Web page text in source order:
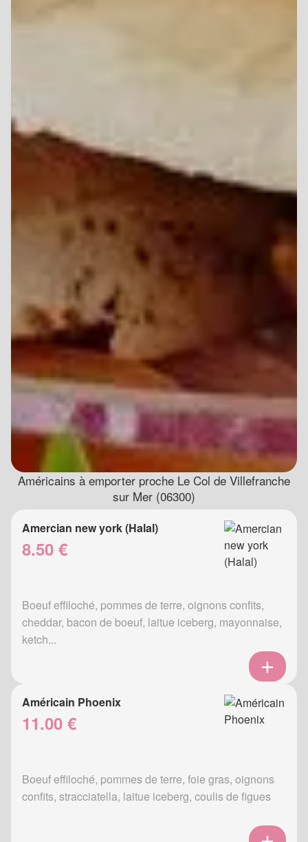
Américains à emporter proche Le Col de Villefranche
sur Mer (06300)
Amercian new york (Halal)
8.50 €
Boeuf effiloché, pommes de terre, oignons confits,
cheddar, bacon de boeuf, laitue iceberg, mayonnaise,
ketch...
Américain Phoenix
11.00 €
Boeuf effiloché, pommes de terre, foie gras, oignons
confits, stracciatella, laitue iceberg, coulis de figues